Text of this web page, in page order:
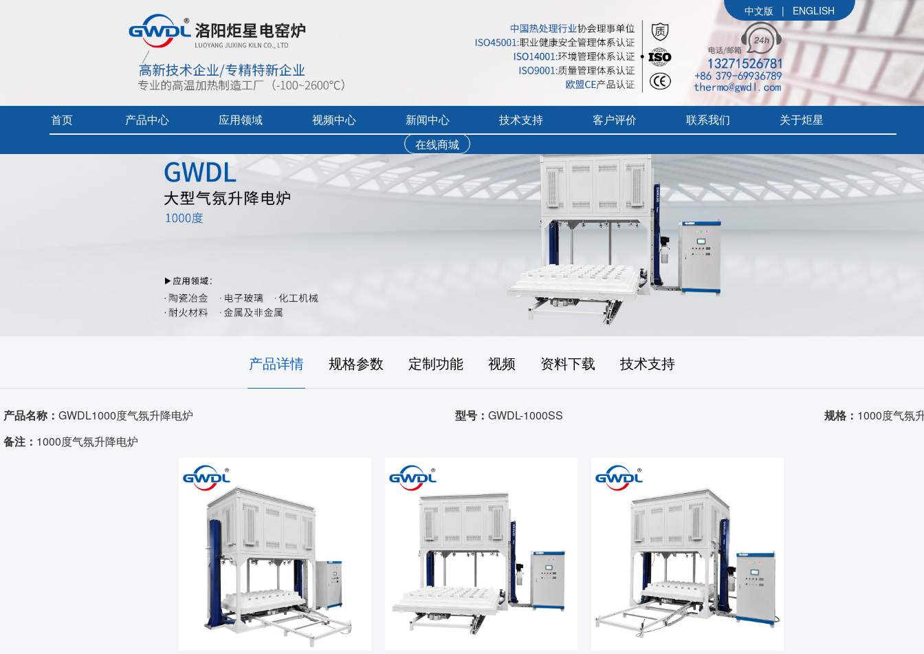
中文版 | ENGLISH
首页 产品中心
电炉配件
代工服务
应用领域
燃料电池专用炉
热加工技术（空气）
先进材料、增材制造、铸造
实验室、电池材料
视频中心
产品中心目录宣传视频
新闻中心
行业展会活动
公司新闻
技术支持
售后服务
免费培训
客户评价
工业炉客户评价
真空气氛炉客户评价
耐火隔热材料客户评价
烘干箱客户评价
联系我们 关于炬星
参展信息
炬星大事记
在线商城
首页> 产品中心 >钨钼热场> GWDL1000度气氛升降电炉
产品详情 规格参数 定制功能 视频 资料下载 技术支持
产品名称： GWDL1000度气氛升降电炉 型号： GWDL-1000SS 规格： 1000度气氛
备注： 1000度气氛升降电炉